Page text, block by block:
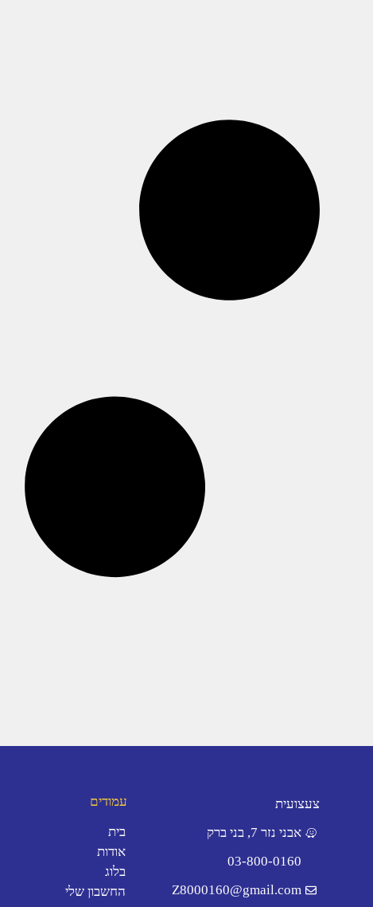
צעצועית
אבני נזר 7, בני ברק
03-800-0160
Z8000160@gmail.com
עמודים
בית
אודות
בלוג
החשבון שלי